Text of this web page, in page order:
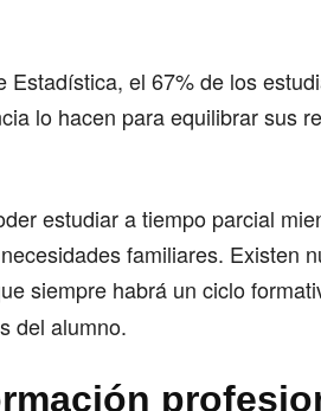
el 67% de los
lo hacen para equilibrar sus
estudiar a tiempo parcial
familiares. Existen
siempre habrá un ciclo
del alumno.